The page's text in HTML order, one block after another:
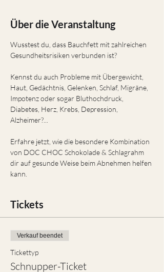
Über die Veranstaltung
Wusstest du, dass Bauchfett mit zahlreichen
Gesundheitsrisiken verbunden ist?
Kennst du auch Probleme mit Übergewicht,
Haut, Gedächtnis, Gelenken, Schlaf, Migräne,
Impotenz oder sogar Bluthochdruck,
Diabetes, Herz, Krebs, Depression,
Alzheimer?...
​Erfahre jetzt, wie die besondere Kombination
von DOC CHOC Schokolade & Schlagrahm
dir auf gesunde Weise beim Abnehmen helfen
kann.
Tickets
Verkauf beendet
Tickettyp
Schnupper-Ticket